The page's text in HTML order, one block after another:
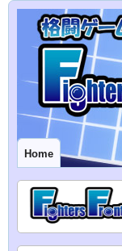
Home